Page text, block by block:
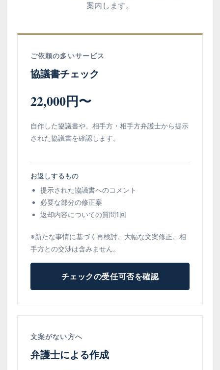
案内します。
ご依頼の多いサービス
協議書チェック
22,000円〜
自作した協議書や、相手方・相手方弁護士から提示
された協議書を確認します。
お返しするもの
提示された協議書へのコメント
必要な部分の修正案
返却内容についての質問1回
※新たな事情に基づく再検討、大幅な文案修正、相
手方との交渉は含みません。
チェックの受任可否を確認
文案がない方へ
弁護士による作成